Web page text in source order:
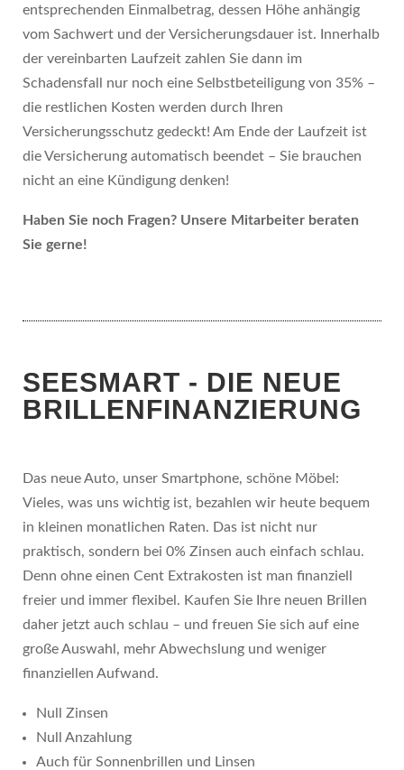
entsprechenden Einmalbetrag, dessen Höhe anhängig
vom Sachwert und der Versicherungsdauer ist. Innerhalb
der vereinbarten Laufzeit zahlen Sie dann im
Schadensfall nur noch eine Selbstbeteiligung von 35% –
die restlichen Kosten werden durch Ihren
Versicherungsschutz gedeckt! Am Ende der Laufzeit ist
die Versicherung automatisch beendet – Sie brauchen
nicht an eine Kündigung denken!
Haben Sie noch Fragen? Unsere Mitarbeiter beraten
Sie gerne!
SEESMART - DIE NEUE
BRILLENFINANZIERUNG
Das neue Auto, unser Smartphone, schöne Möbel:
Vieles, was uns wichtig ist, bezahlen wir heute bequem
in kleinen monatlichen Raten. Das ist nicht nur
praktisch, sondern bei 0% Zinsen auch einfach schlau.
Denn ohne einen Cent Extrakosten ist man finanziell
freier und immer flexibel. Kaufen Sie Ihre neuen Brillen
daher jetzt auch schlau – und freuen Sie sich auf eine
große Auswahl, mehr Abwechslung und weniger
finanziellen Aufwand.
Null Zinsen
Null Anzahlung
Auch für Sonnenbrillen und Linsen